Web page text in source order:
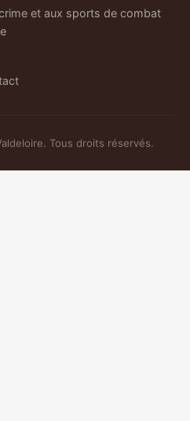
et aux sports de combat
Tous droits réservés.